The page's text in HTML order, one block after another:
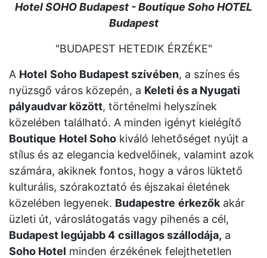
Hotel SOHO Budapest - Boutique Soho HOTEL
Budapest
"BUDAPEST HETEDIK ÉRZÉKE"
A Hotel Soho Budapest szívében, a színes és
nyüzsgő város közepén, a Keleti és a Nyugati
pályaudvar között, történelmi helyszínek
közelében található. A minden igényt kielégítő
Boutique Hotel Soho kiváló lehetőséget nyújt a
stílus és az elegancia kedvelőinek, valamint azok
számára, akiknek fontos, hogy a város lüktető
kulturális, szórakoztató és éjszakai életének
közelében legyenek. Budapestre érkezők akár
üzleti út, városlátogatás vagy pihenés a cél,
Budapest legújabb 4 csillagos szállodája, a
Soho Hotel minden érzékének felejthetetlen